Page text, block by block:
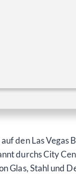
den Las Vegas
durchs City
Glas, Stahl und